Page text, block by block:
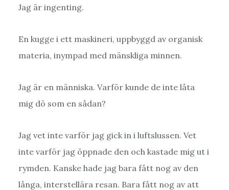
Jag är ingenting.
En kugge i ett maskineri, uppbyggd av organisk
materia, inympad med mänskliga minnen.
Jag är en människa. Varför kunde de inte låta
mig dö som en sådan?
Jag vet inte varför jag gick in i luftslussen. Vet
inte varför jag öppnade den och kastade mig ut i
rymden. Kanske hade jag bara fått nog av den
långa, interstellära resan. Bara fått nog av att